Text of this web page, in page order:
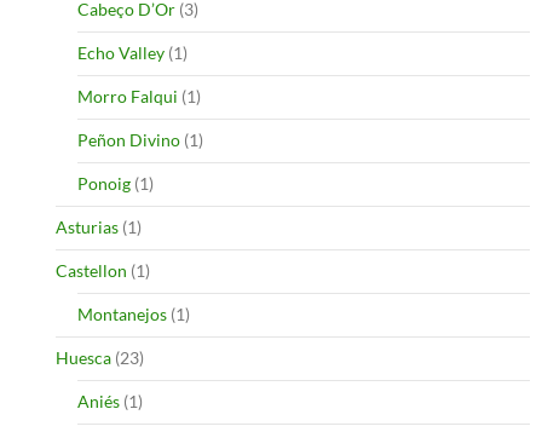
Cabeço D’Or (3)
Echo Valley (1)
Morro Falqui (1)
Peñon Divino (1)
Ponoig (1)
Asturias (1)
Castellon (1)
Montanejos (1)
Huesca (23)
Aniés (1)